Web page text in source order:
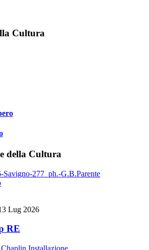
Cultura
della Cultura
Lug 2026
RE